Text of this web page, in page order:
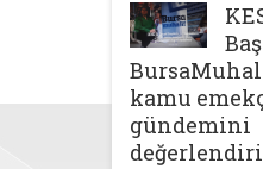
kamu
gündemini